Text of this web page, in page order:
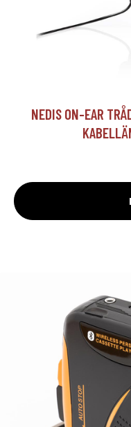
NEDIS ON-EAR